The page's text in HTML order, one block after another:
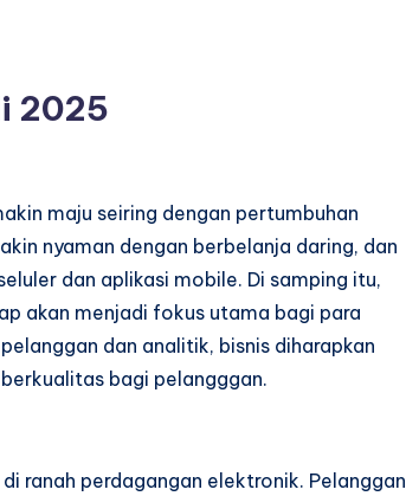
2025
maju seiring dengan pertumbuhan
nyaman dengan berbelanja daring, dan
dan aplikasi mobile. Di samping itu,
akan menjadi fokus utama bagi para
dan analitik, bisnis diharapkan
bagi pelangggan.
ranah perdagangan elektronik. Pelanggan